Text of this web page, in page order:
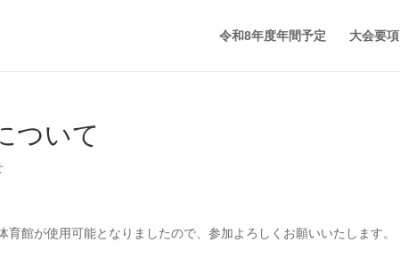
令和8年度年間予定 大会要項
ついて
育館が使用可能となりましたので、参加よろしくお願いいたします。